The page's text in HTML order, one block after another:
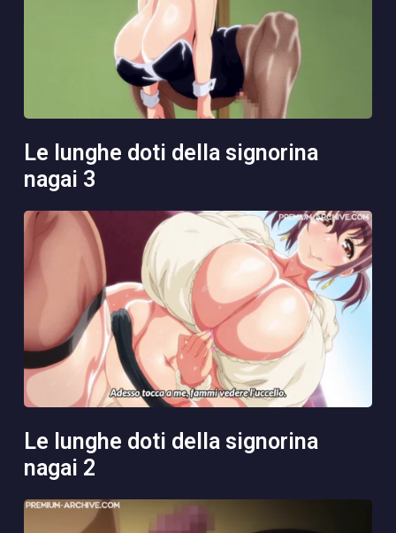
le lunghe doti della signorina
nagai 3
le lunghe doti della signorina
nagai 2